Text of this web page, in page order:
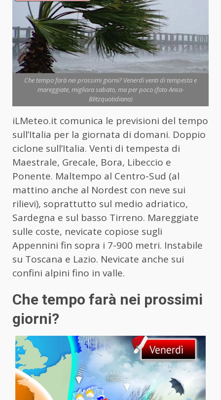
Che tempo farà nei prossimi giorni? Venerdì venti di tempesta e
mareggiate, migliora sabato, ma per poco (foto Ansa-
Blitzquotidiano)
iLMeteo.it comunica le previsioni del tempo
sull’Italia per la giornata di domani. Doppio
ciclone sull’Italia. Venti di tempesta di
Maestrale, Grecale, Bora, Libeccio e
Ponente. Maltempo al Centro-Sud (al
mattino anche al Nordest con neve sui
rilievi), soprattutto sul medio adriatico,
Sardegna e sul basso Tirreno. Mareggiate
sulle coste, nevicate copiose sugli
Appennini fin sopra i 7-900 metri. Instabile
su Toscana e Lazio. Nevicate anche sui
confini alpini fino in valle.
Che tempo farà nei prossimi
giorni?